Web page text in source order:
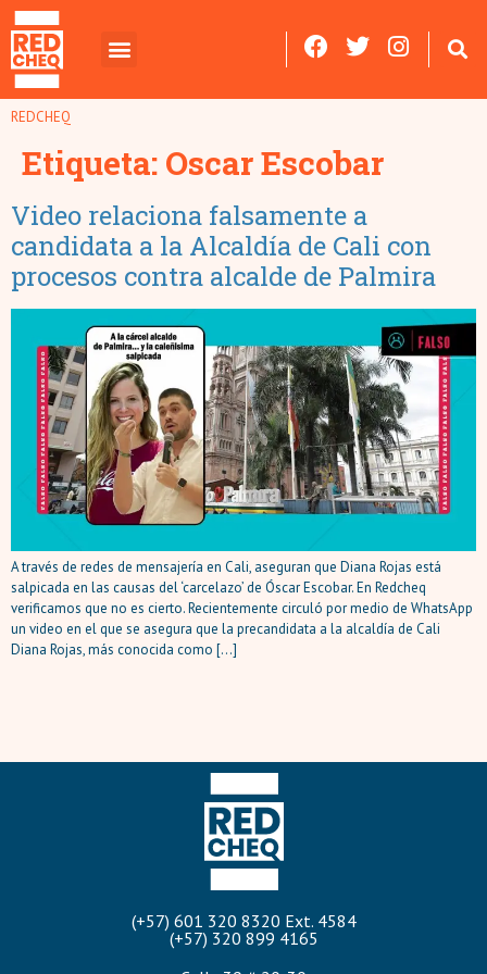
REDCHEQ
Etiqueta: Oscar Escobar
Video relaciona falsamente a
candidata a la Alcaldía de Cali con
procesos contra alcalde de Palmira
A través de redes de mensajería en Cali, aseguran que Diana Rojas está
salpicada en las causas del ‘carcelazo’ de Óscar Escobar. En Redcheq
verificamos que no es cierto. Recientemente circuló por medio de WhatsApp
un video en el que se asegura que la precandidata a la alcaldía de Cali
Diana Rojas, más conocida como […]
(+57) 601 320 8320 Ext. 4584
(+57) 320 899 4165